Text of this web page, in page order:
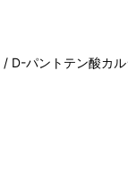
パントテン酸カ